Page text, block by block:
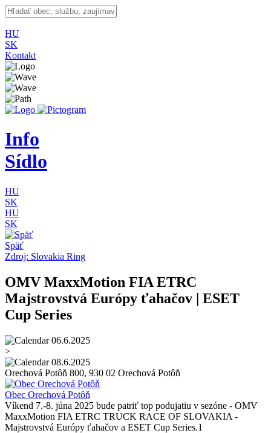
HU
SK
Kontakt
Info
Sídlo
HU
SK
HU
SK
Späť
Zdroj: Slovakia Ring
OMV MaxxMotion FIA ETRC
Majstrovstvá Európy ťahačov | ESET
Cup Series
06.6.2025
>
08.6.2025
Orechová Potôň 800, 930 02 Orechová Potôň
Obec Orechová Potôň
Víkend 7.-8. júna 2025 bude patriť top podujatiu v sezóne - OMV
MaxxMotion FIA ETRC TRUCK RACE OF SLOVAKIA -
Majstrovstvá Európy ťahačov a ESET Cup Series.1